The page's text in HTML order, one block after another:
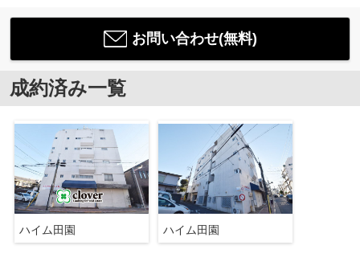
お問い合わせ(無料)
成約済み一覧
ハイム田園 ハイム田園